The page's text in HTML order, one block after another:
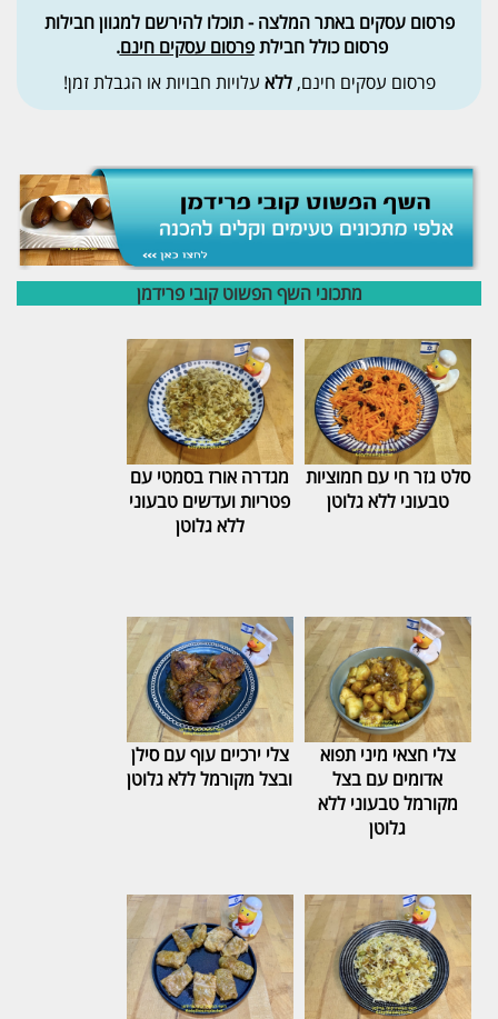
פרסום עסקים באתר המלצה - תוכלו להירשם למגוון חבילות
פרסום כולל חבילתפרסום עסקים חינם.
פרסום עסקים חינם,ללא עלויות חבויות או הגבלת זמן!
מתכוני השף הפשוט קובי פרידמן
סלט גזר חי עם חמוציות
טבעוני ללא גלוטן
מגדרה אורז בסמטי עם
פטריות ועדשים טבעוני
ללא גלוטן
צלי חצאי מיני תפוא
אדומים עם בצל
מקורמל טבעוני ללא
גלוטן
צלי ירכיים עוף עם סילן
ובצל מקורמל ללא גלוטן